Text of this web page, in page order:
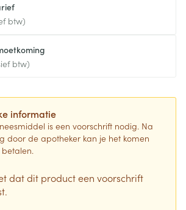
btw)
btw)
informatie
is een voorschrift nodig. Na
door de apotheker kan je het komen
dat dit product een voorschrift